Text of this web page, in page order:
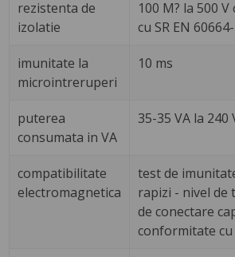
rezistenta de
izolatie
100 M? la 500
cu SR EN
imunitate la
microintreruperi
10 ms
puterea
consumata in VA
35-35 VA la 240
compatibilitate
electromagnetica
test de
rapizi - nivel de
de conectare
conformitate cu